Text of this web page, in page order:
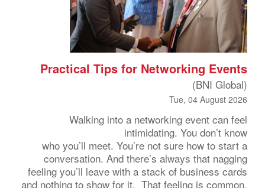
Practical Tips for Networking Events
(BNI Global)
Tue, 04 August 2026
Walking into a networking event can feel
intimidating. You don’t know
who you’ll meet. You’re not sure how to start a
conversation. And there’s always that nagging
feeling you’ll leave with a stack of business cards
and nothing to show for it. That feeling is common,